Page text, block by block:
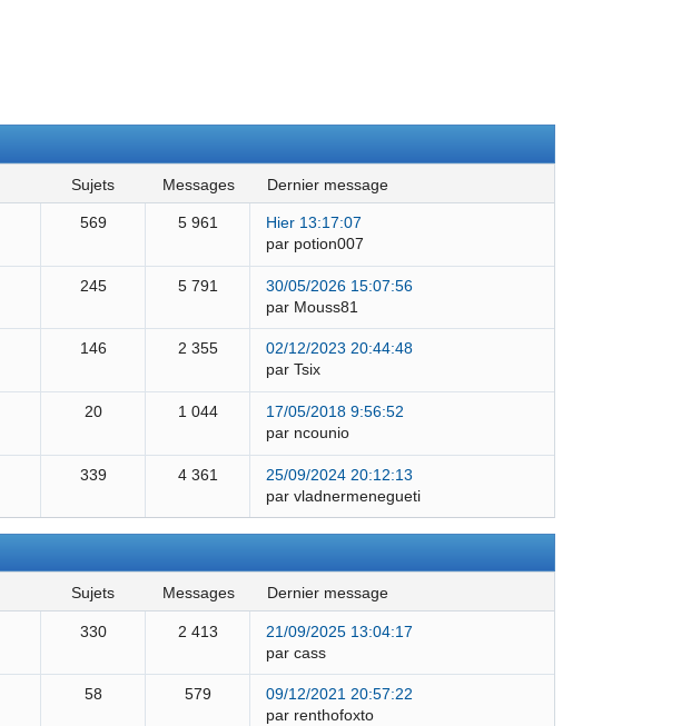
sujets messages dernier message
569 5 961
Hier 13:17:07
par potion007
245 5 791
30/05/2026 15:07:56
par Mouss81
146 2 355
02/12/2023 20:44:48
par Tsix
20 1 044
17/05/2018 9:56:52
par ncounio
339 4 361
25/09/2024 20:12:13
par vladnermenegueti
sujets messages dernier message
330 2 413
21/09/2025 13:04:17
par cass
58 579
09/12/2021 20:57:22
par renthofoxto